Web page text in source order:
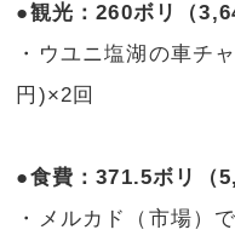
●観光：260ボリ（
・ウユニ塩湖の車チ
円)×2回
●食費：371.5ボリ（
・メルカド（市場）